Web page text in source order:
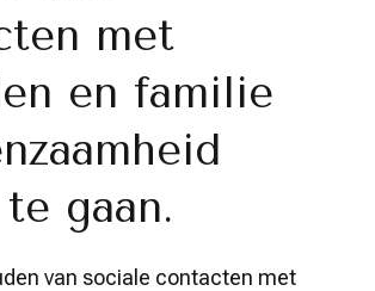
met
en familie
gaan.
van sociale contacten met